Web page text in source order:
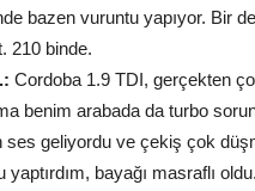
bazen vuruntu yapıyor. Bir
210 binde.
Cordoba 1.9 TDI, gerçekten
benim arabada da turbo
ses geliyordu ve çekiş çok
yaptırdım, bayağı masraflı